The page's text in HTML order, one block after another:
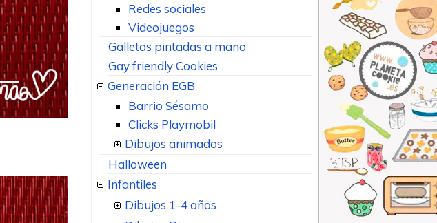
Redes sociales
Videojuegos
Galletas pintadas a mano
Gay friendly Cookies
Generación EGB
Barrio Sésamo
Clicks Playmobil
Dibujos animados
Halloween
Infantiles
Dibujos 1-4 años